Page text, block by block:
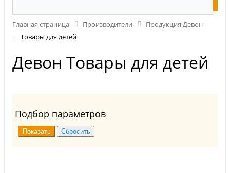
Главная страница Производители
Продукция Девон
Товары для детей
Девон Товары для детей
Подбор параметров